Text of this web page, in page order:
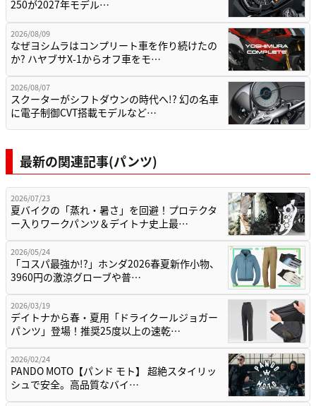
250が2027年モデル…
2026/08/09
なぜヨシムラはコンプリート車を作り続けたの
か? ハヤブサX-1からオフ車をモ…
2026/08/07
スクーターがシフトダウンの時代へ!? 幻の名車
に電子制御CVT搭載モデルなど…
最新の関連記事(パンツ)
2026/07/23
夏バイクの「蒸れ・暑さ」を回避！プロテクタ
ー入りワークパンツ＆デイトナ史上最…
2026/05/24
「コスパ最強か!?」ホンダ2026春夏新作小物、
3960円の激涼グローブや普…
2026/03/19
デイトナから春・夏用「ドライクールジョガー
パンツ」登場！推奨25度以上の速乾…
2026/02/24
PANDO MOTO【パンド モト】 超絶スタイリッ
シュで安全。高品質なバイ…